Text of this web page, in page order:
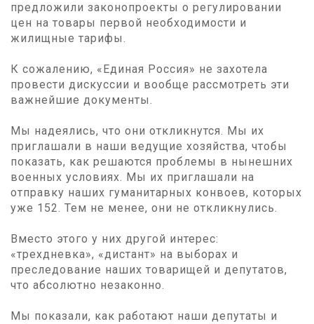
предложили законопроекты о регулировании
цен на товары первой необходимости и
жилищные тарифы.
К сожалению, «Единая Россия» не захотела
провести дискуссии и вообще рассмотреть эти
важнейшие документы.
Мы надеялись, что они откликнутся. Мы их
приглашали в наши ведущие хозяйства, чтобы
показать, как решаются проблемы в нынешних
военных условиях. Мы их приглашали на
отправку наших гуманитарных конвоев, которых
уже 152. Тем не менее, они не откликнулись.
Вместо этого у них другой интерес:
«трехдневка», «дистант» на выборах и
преследование наших товарищей и депутатов,
что абсолютно незаконно.
Мы показали, как работают наши депутаты и